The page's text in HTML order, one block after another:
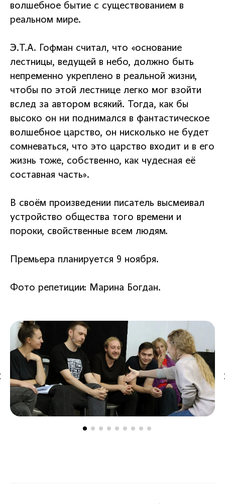
волшебное бытие с существованием в
реальном мире.
Э.Т.А. Гофман считал, что «основание
лестницы, ведущей в небо, должно быть
непременно укреплено в реальной жизни,
чтобы по этой лестнице легко мог взойти
вслед за автором всякий. Тогда, как бы
высоко он ни поднимался в фантастическое
волшебное царство, он нисколько не будет
сомневаться, что это царство входит и в его
жизнь тоже, собственно, как чудесная её
составная часть».
В своём произведении писатель высмеивал
устройство общества того времени и
пороки, свойственные всем людям.
Премьера планируется 9 ноября.
Фото репетиции: Марина Богдан.